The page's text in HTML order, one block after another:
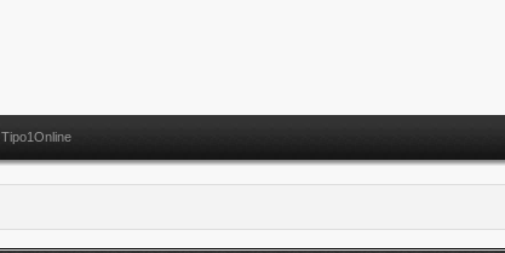
Tipo1Online